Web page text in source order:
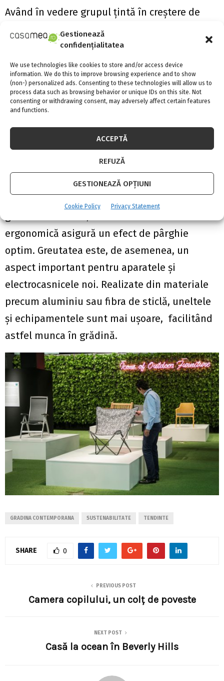
Gestionează
confidențialitatea
We use technologies like cookies to store and/or access device
information. We do this to improve browsing experience and to show
(non-) personalized ads. Consenting to these technologies will allow us to
process data such as browsing behavior or unique IDs on this site. Not
consenting or withdrawing consent, may adversely affect certain features
and functions.
ACCEPTĂ
REFUZĂ
GESTIONEAZĂ OPȚIUNI
Cookie Policy Privacy Statement
Având în vedere grupul țintă în creștere de
peste 50 de ani, sunt puse la dispoziţie unelte
şi echipamente astfel ca munca în grădină să
fie din ce în ce mai simplă și mai sigură.
Sondajele arată că mulți oameni care practică
grădinăritul ca hobby aparțin chiar grupului
de 70 de ani. De aceea aparatele de grădină
sunt proiectate pentru a deveni mai ușor de
utilizat. Ergonomia nu mai este doar o temă
pentru lucrările de birou. Pentru a ușura
umerii și articulațiile se îmbunătățește
ergonomică asigură un efect de pârghie
optim. Greutatea este, de asemenea, un
aspect important pentru aparatele şi
electrocasnicele noi. Realizate din materiale
precum aluminiu sau fibra de sticlă, uneltele
şi echipamentele sunt mai uşoare, facilitând
astfel munca în grădină.
GRADINA CONTEMPORANA SUSTENABILITATE TENDINTE
SHARE 0
PREVIOUS POST
Camera copilului, un colț de poveste
NEXT POST
Casă la ocean în Beverly Hills